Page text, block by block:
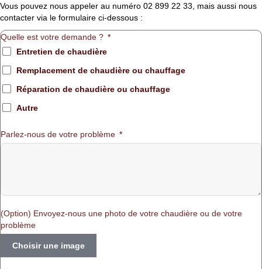
Vous pouvez nous appeler au numéro 02 899 22 33, mais aussi nous
contacter via le formulaire ci-dessous :
Quelle est votre demande ?
Entretien de chaudière
Remplacement de chaudière ou chauffage
Réparation de chaudière ou chauffage
Autre
Parlez-nous de votre problème
(Option) Envoyez-nous une photo de votre chaudière ou de votre
problème
Choisir une image